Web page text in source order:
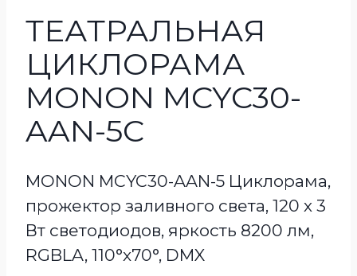
ТЕАТРАЛЬНАЯ
ЦИКЛОРАМА
MONON MCYC30-
AAN-5C
MONON MCYC30-AAN-5 Циклорама,
прожектор заливного света, 120 х 3
Вт светодиодов, яркость 8200 лм,
RGBLA, 110°x70°, DMX